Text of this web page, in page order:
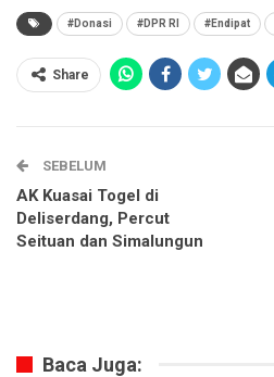
#Donasi #DPR RI #Endipat
Share
SEBELUM
AK Kuasai Togel di
Deliserdang, Percut
Seituan dan Simalungun
Baca Juga: